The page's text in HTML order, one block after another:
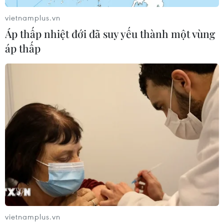
tạp khi Mỹ cấp phép cho
Kiev sản xuất tên lửa
29/07/2026 15:31
Tiệm trà sữa mới khai
trương ở Lâm Đồng bốc
cháy dữ dội
vietnamplus.vn
Áp thấp nhiệt đới đã suy yếu thành một vùng
áp thấp
vietnamplus.vn